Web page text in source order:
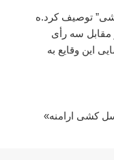
۱۹۱۵ را “نسل کشی” توصیف کرد.ه
موافق در مقابل سه رأی
این وقایع به
کشی ارامنه»